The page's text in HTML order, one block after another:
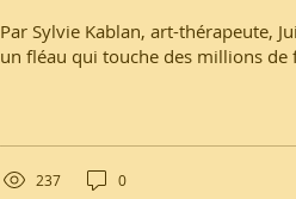
reconstruire
Par Sylvie Kablan, art-thérapeute,
un fléau qui touche des millions de
237 0